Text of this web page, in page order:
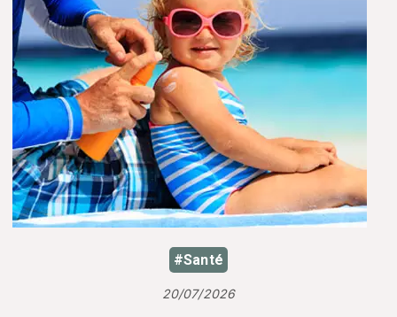
#Santé
20/07/2026